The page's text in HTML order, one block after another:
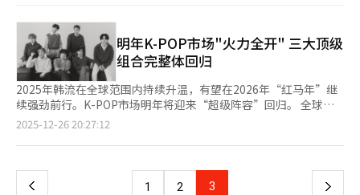
本报道经人工智能（AI）系统翻译与编辑。
戏'Chamsamcham'的场景。SM娱乐表示：“NCT Wish作为Z世
代偶像，在YouTube Shorts、Instagram Reels和TikTok等短视
频平台上展现了强大的影响力。”Seventeen再次证明了其在流媒
体领域的实力。Pledis娱乐宣布，Seventeen第十二张迷你专辑的
主打歌《LOVE, MONEY, FAME》在全球最大流媒体平台Spotify上
的播放量已超过1亿次。截至6日，该曲播放量达1亿5万1537次。
Seventeen因此新增了第19首累计1亿次流媒体的歌曲。此外，
Seventeen将于28日和下月1日在香港启德体育场开启世界巡
演“NEW_”的亚洲演出，随后将在新加坡、曼谷、布拉干等地演
道经人工智能（AI）系统翻译与编辑。
明年K-POP市场"火力全开" 三大顶级
组合完整体回归
2025年韩流在全球范围内持续升温，有望在2026年“红马年”继
续强劲前行。K-POP市场明年将迎来“超级阵容”回归。 全球最
具影响力的韩国男团防弹少年团（BTS）将于明年春天发行时隔四
《Yet to Come in Busan》以来的首次团体活动。BTS队长RM通
团队近况，并强势预告：“让2026年成为防弹少年团的一年吧，
2025-12-26 20:27:12
上
页
1 2 3 下